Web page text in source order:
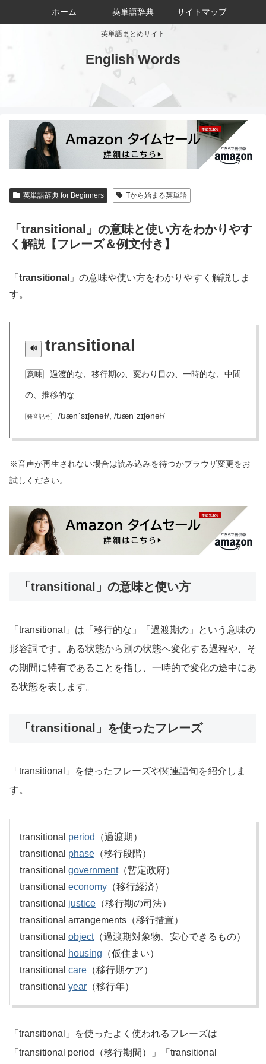
英単語まとめサイト
English Words
ホーム 英単語辞典 サイトマップ
英単語辞典 for Beginners Tから始まる英単語
「transitional」の意味と使い方をわかりやす
く解説【フレーズ＆例文付き】
「 transitional 」の意味や使い方をわかりやすく解説しま
す。
transitional
意味 過渡的な、移行期の、変わり目の、一時的な、中間
の、推移的な
発音記号 /tɹænˈsɪʃənəɫ/, /tɹænˈzɪʃənəɫ/
※音声が再生されない場合は読み込みを待つかブラウザ変更をお
試しください。
「transitional」の意味と使い方
「transitional」は「移行的な」「過渡期の」という意味の
形容詞です。ある状態から別の状態へ変化する過程や、そ
の期間に特有であることを指し、一時的で変化の途中にあ
る状態を表します。
「transitional」を使ったフレーズ
「transitional」を使ったフレーズや関連語句を紹介しま
す。
transitional period
（過渡期）
transitional phase （移行段階）
transitional government（暫定政府）
transitional economy （移行経済）
transitional justice （移行期の司法）
transitional arrangements（移行措置）
transitional object（過渡期対象物、安心できるもの）
transitional
housing （仮住まい）
transitional care （移行期ケア）
transitional year （移行年）
「transitional」を使ったよく使われるフレーズは
「transitional period（移行期間）」「transitional